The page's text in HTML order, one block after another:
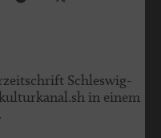
Schleswig-
in einem